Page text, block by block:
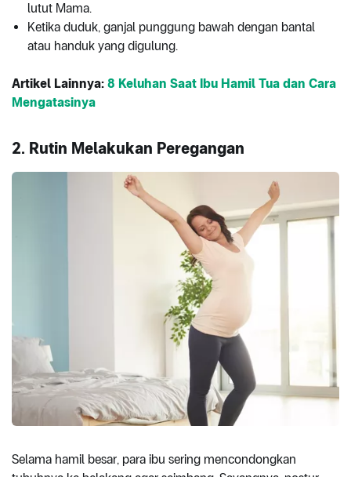
lutut Mama.
Ketika duduk, ganjal punggung bawah dengan bantal
atau handuk yang digulung.
Artikel Lainnya: 8 Keluhan Saat Ibu Hamil Tua dan Cara
Mengatasinya
2. Rutin Melakukan Peregangan
Selama hamil besar, para ibu sering mencondongkan